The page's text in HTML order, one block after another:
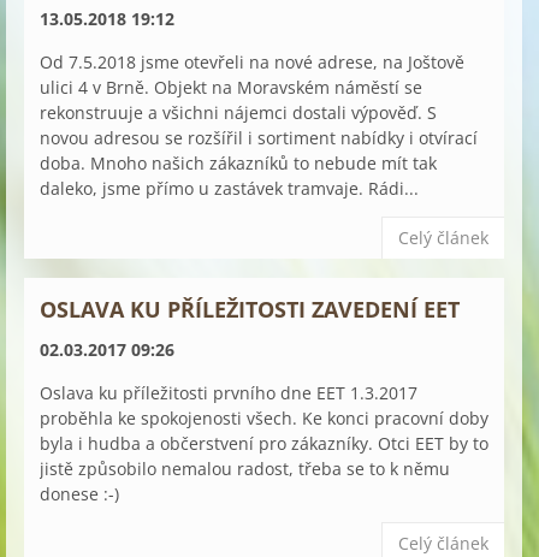
13.05.2018 19:12
Od 7.5.2018 jsme otevřeli na nové adrese, na Joštově
ulici 4 v Brně. Objekt na Moravském náměstí se
rekonstruuje a všichni nájemci dostali výpověď. S
novou adresou se rozšířil i sortiment nabídky i otvírací
doba. Mnoho našich zákazníků to nebude mít tak
daleko, jsme přímo u zastávek tramvaje. Rádi...
Celý článek
OSLAVA KU PŘÍLEŽITOSTI ZAVEDENÍ EET
02.03.2017 09:26
Oslava ku příležitosti prvního dne EET 1.3.2017
proběhla ke spokojenosti všech. Ke konci pracovní doby
byla i hudba a občerstvení pro zákazníky. Otci EET by to
jistě způsobilo nemalou radost, třeba se to k němu
donese :-)
Celý článek